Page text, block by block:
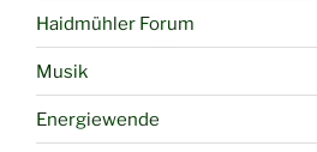
Haidmühler Forum
Musik
Energiewende